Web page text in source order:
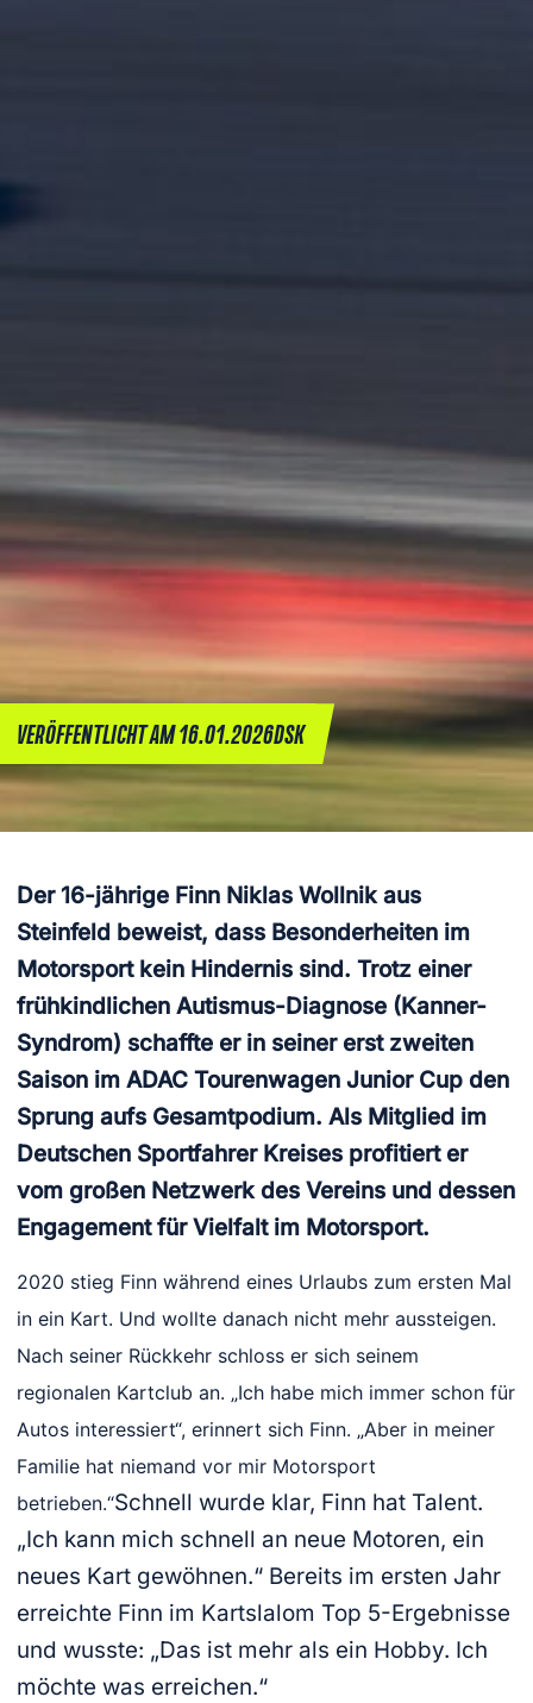
VERÖFFENTLICHT AM 16.01.2026DSK
Der 16-jährige Finn Niklas Wollnik aus
Steinfeld beweist, dass Besonderheiten im
Motorsport kein Hindernis sind. Trotz einer
frühkindlichen Autismus-Diagnose (Kanner-
Syndrom) schaffte er in seiner erst zweiten
Saison im ADAC Tourenwagen Junior Cup den
Sprung aufs Gesamtpodium. Als Mitglied im
Deutschen Sportfahrer Kreises profitiert er
vom großen Netzwerk des Vereins und dessen
Engagement für Vielfalt im Motorsport.
2020 stieg Finn während eines Urlaubs zum ersten Mal
in ein Kart. Und wollte danach nicht mehr aussteigen.
Nach seiner Rückkehr schloss er sich seinem
regionalen Kartclub an. „Ich habe mich immer schon für
Autos interessiert“, erinnert sich Finn. „Aber in meiner
Familie hat niemand vor mir Motorsport
betrieben.“Schnell wurde klar, Finn hat Talent.
„Ich kann mich schnell an neue Motoren, ein
neues Kart gewöhnen.“ Bereits im ersten Jahr
erreichte Finn im Kartslalom Top 5-Ergebnisse
und wusste: „Das ist mehr als ein Hobby. Ich
möchte was erreichen.“